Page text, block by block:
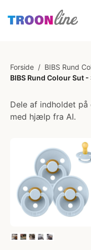
Forside / BIBS Rund
BIBS Rund Colour Sut
Dele af indholdet
med hjælp fra AI.